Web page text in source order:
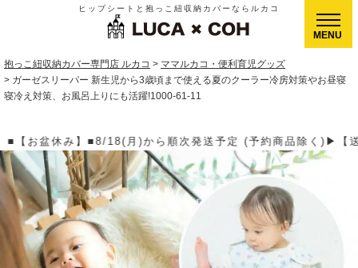
ヒップシートと抱っこ紐収納カバーならルカコ
抱っこ紐収納カバー専門店 ルカコ
ママルカコ・便利育児グッズ
ガーゼスリーパー 新生児から3歳頃まで使える夏のクーラー冷房対策やお昼寝
寝冷え対策、お風呂上りにも活躍!1000-61-11
品除く)▶【送料】ゆうパケット400円(全国一律)、ゆうパ